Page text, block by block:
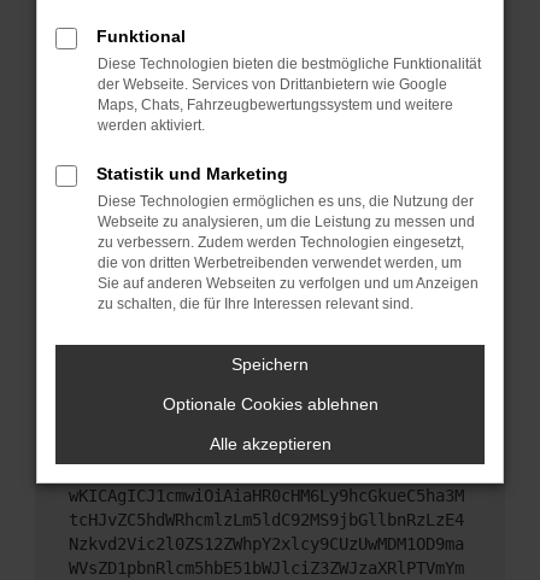
Das kann manchmal helfen, vorübergehende
Probleme zu beheben.
Stelle sicher, dass dein Browser und dein
Betriebssystem auf dem neuesten Stand sind.
Sicherheitsrisiko, sondern kann auch dazu führen,
dass bestimmte Funktionen nicht mehr
unterstützt werden.
Wende dich an den Webseitenbetreiber.
Wenn du alle oben genannten Schritte versucht
hast, kontaktiere uns bitte. Wir werden versuchen,
das Problem zu beheben. Du kannst uns diesen
Text schicken, um uns bei der Fehlersuche zu
unterstützen:
ewogICJuYW1lIjogIk5ldHdvcmtFcnJvciIsCiAgI
mNvbmZpZyI6IHsKICAgICJtZXRob2QiOiAiR0VUIi
wKICAgICJ1cmwiOiAiaHR0cHM6Ly9hcGkueC5ha3M
tcHJvZC5hdWRhcmlzLm5ldC92MS9jbGllbnRzLzE4
Nzkvd2Vic2l0ZS12ZWhpY2xlcy9CUzUwMDM1OD9ma
WVsZD1pbnRlcm5hbE51bWJlciZ3ZWJzaXRlPTVmYm
Funktional
Diese Technologien bieten die bestmögliche Funktionalität
der Webseite. Services von Drittanbietern wie Google
Maps, Chats, Fahrzeugbewertungssystem und weitere
werden aktiviert.
Statistik und Marketing
Diese Technologien ermöglichen es uns, die Nutzung der
Webseite zu analysieren, um die Leistung zu messen und
zu verbessern. Zudem werden Technologien eingesetzt,
die von dritten Werbetreibenden verwendet werden, um
Sie auf anderen Webseiten zu verfolgen und um Anzeigen
zu schalten, die für Ihre Interessen relevant sind.
Speichern
Optionale Cookies ablehnen
Alle akzeptieren